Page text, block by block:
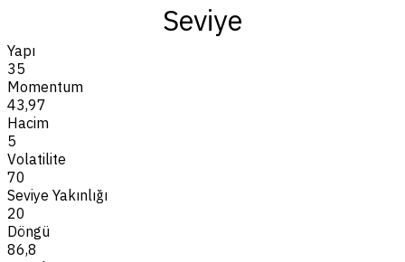
Seviye
Yapı
35
Momentum
43,97
Hacim
5
Volatilite
70
Seviye Yakınlığı
20
Döngü
86,8